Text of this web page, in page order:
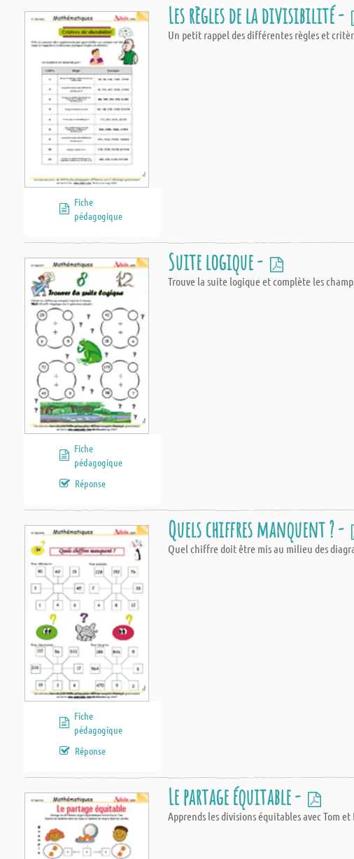
Fiche
pédagogique
Les règles de la divisibilité -
Un petit rappel des différentes règles et
Fiche
pédagogique
Réponse
Suite logique -
Trouve la suite logique et complète les
Fiche
pédagogique
Réponse
Quels chiffres manquent ? -
Quel chiffre doit être mis au milieu des
Le partage équitable -
Apprends les divisions équitables avec Tom et